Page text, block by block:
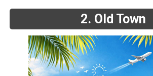
2. Old Town